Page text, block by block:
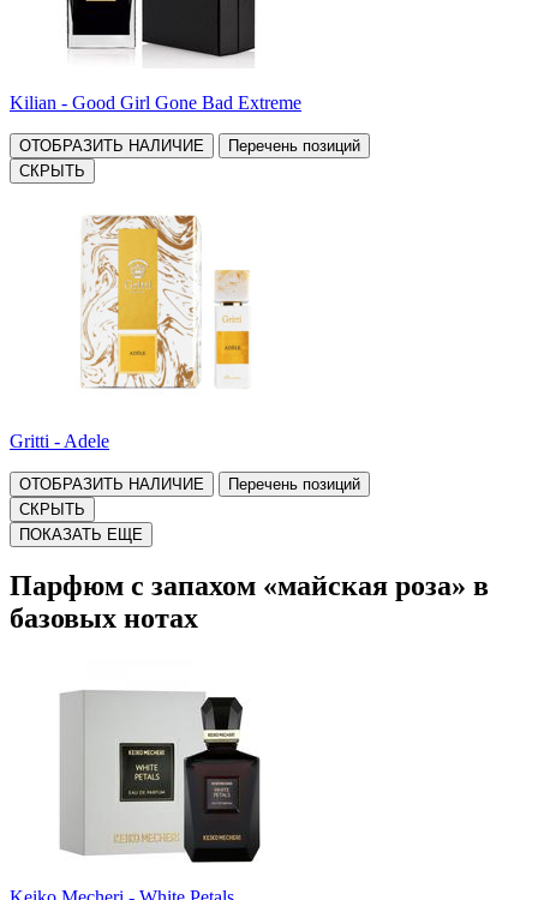
Kilian - Good Girl Gone Bad Extreme
ОТОБРАЗИТЬ НАЛИЧИЕ
Перечень позиций
СКРЫТЬ
Gritti - Adele
ОТОБРАЗИТЬ НАЛИЧИЕ
Перечень позиций
СКРЫТЬ
ПОКАЗАТЬ ЕЩЕ
Парфюм с запахом «майская роза» в
базовых нотах